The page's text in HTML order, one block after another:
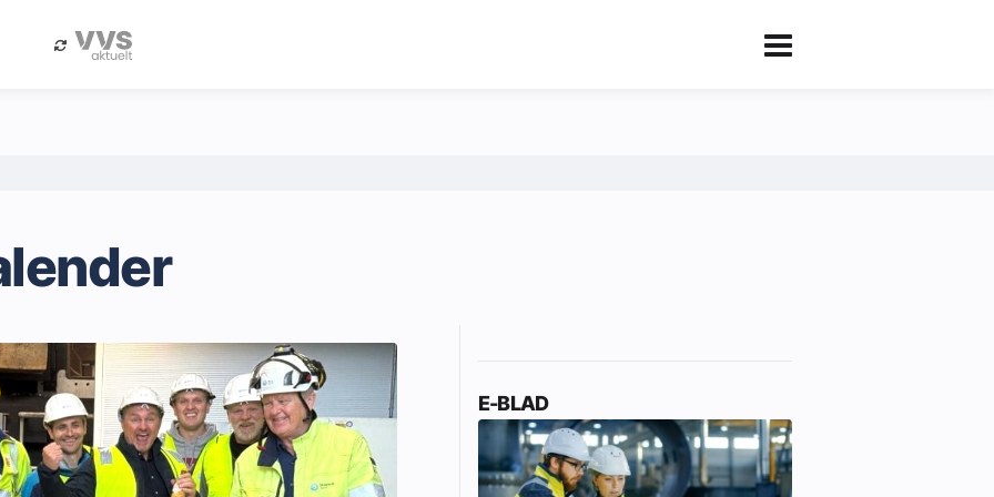
Annonsere i Byggfakta Nyheter
E-BLAD